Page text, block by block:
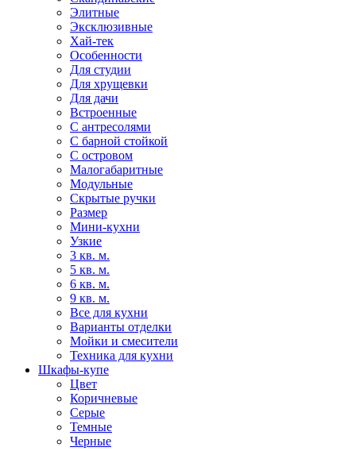
Элитные
Эксклюзивные
Хай-тек
Особенности
Для студии
Для хрущевки
Для дачи
Встроенные
С антресолями
С барной стойкой
С островом
Малогабаритные
Модульные
Скрытые ручки
Размер
Мини-кухни
Узкие
3 кв. м.
5 кв. м.
6 кв. м.
9 кв. м.
Все для кухни
Варианты отделки
Мойки и смесители
Техника для кухни
Шкафы-купе
Цвет
Коричневые
Серые
Темные
Черные